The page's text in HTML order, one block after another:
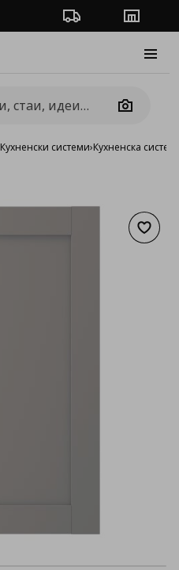
Проследяване на
Camera
Кухненски системи›Кухненска